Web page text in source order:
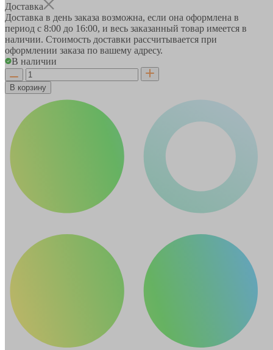
Доставка
Доставка в день заказа возможна, если она оформлена в
период с 8:00 до 16:00, и весь заказанный товар имеется в
наличии. Стоимость доставки рассчитывается при
оформлении заказа по вашему адресу.
В наличии
В корзину